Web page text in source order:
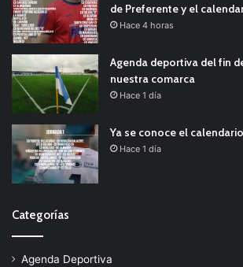
de Preferente y el
Hace 4 horas
Agenda deportiva del fin
nuestra comarca
Hace 1 día
Ya se conoce el
Hace 1 día
Categorías
Agenda Deportiva